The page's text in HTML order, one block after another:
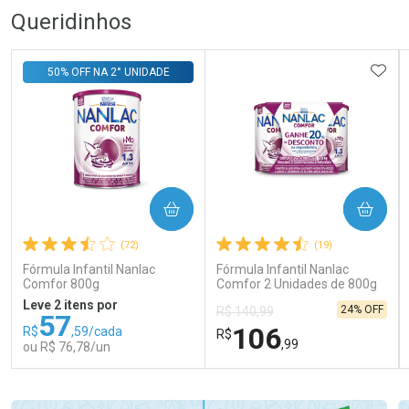
Queridinhos
(72)
Fórmula Infantil Nanlac
Comfor 800g
50% OFF NA 2° UNIDADE
Leve 2 itens por
R$57,59/cada
ou R$ 76,78/un
COMPRAR
(19)
Fórmula Infantil Nanlac
Comfor 2 Unidades de 800g
R$ 140,99
R$106,99
24% OFF
COMPRAR